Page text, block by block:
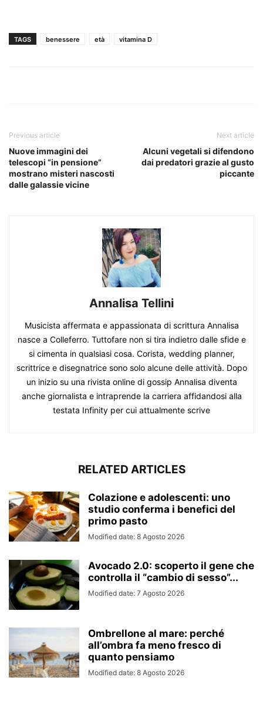
TAGS benessere età vitamina D
Previous article
Nuove immagini dei
telescopi “in pensione”
mostrano misteri nascosti
dalle galassie vicine
Next article
Alcuni vegetali si difendono
dai predatori grazie al gusto
piccante
Annalisa Tellini
Musicista affermata e appassionata di scrittura Annalisa
nasce a Colleferro. Tuttofare non si tira indietro dalle sfide e
si cimenta in qualsiasi cosa. Corista, wedding planner,
scrittrice e disegnatrice sono solo alcune delle attività. Dopo
un inizio su una rivista online di gossip Annalisa diventa
anche giornalista e intraprende la carriera affidandosi alla
testata Infinity per cui attualmente scrive
RELATED ARTICLES
Colazione e adolescenti: uno
studio conferma i benefici del
primo pasto
Modified date: 8 Agosto 2026
Avocado 2.0: scoperto il gene che
controlla il “cambio di sesso”...
Modified date: 7 Agosto 2026
Ombrellone al mare: perché
all’ombra fa meno fresco di
quanto pensiamo
Modified date: 8 Agosto 2026